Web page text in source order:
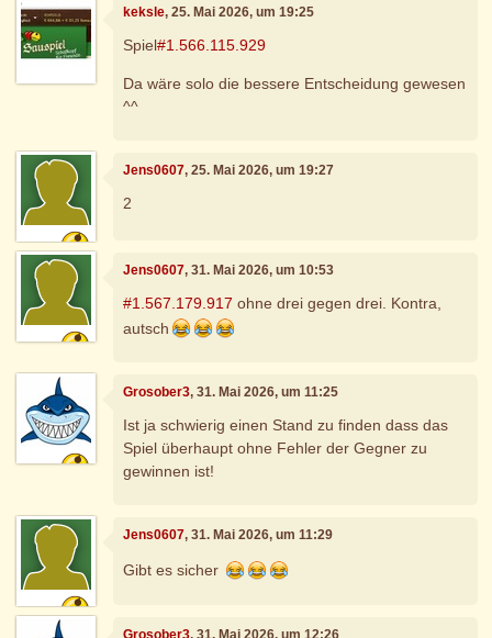
keksle, 25. Mai 2026, um 19:25
Spiel#1.566.115.929
Da wäre solo die bessere Entscheidung gewesen
^^
Jens0607, 25. Mai 2026, um 19:27
2
Jens0607, 31. Mai 2026, um 10:53
#1.567.179.917 ohne drei gegen drei. Kontra,
autsch
Grosober3, 31. Mai 2026, um 11:25
Ist ja schwierig einen Stand zu finden dass das
Spiel überhaupt ohne Fehler der Gegner zu
gewinnen ist!
Jens0607, 31. Mai 2026, um 11:29
Gibt es sicher